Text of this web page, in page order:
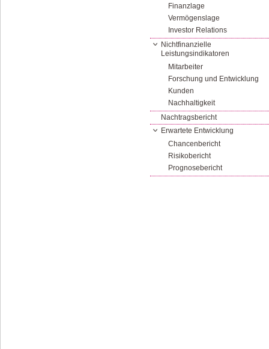
Finanzlage
Vermögenslage
Investor Relations
Nichtfinanzielle
Leistungsindikatoren
Mitarbeiter
Forschung und Entwicklung
Kunden
Nachhaltigkeit
Nachtragsbericht
Erwartete Entwicklung
Chancenbericht
Risikobericht
Prognosebericht